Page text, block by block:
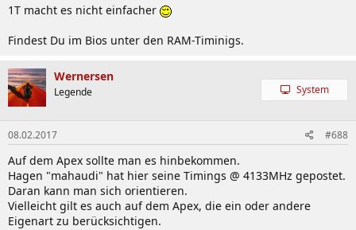
1T macht es nicht einfacher
Findest Du im Bios unter den RAM-Timinigs.
Wernersen
Legende System
08.02.2017 #688
Auf dem Apex sollte man es hinbekommen.
Hagen "mahaudi" hat hier seine Timings @ 4133MHz gepostet.
Daran kann man sich orientieren.
Vielleicht gilt es auch auf dem Apex, die ein oder andere
Eigenart zu berücksichtigen.